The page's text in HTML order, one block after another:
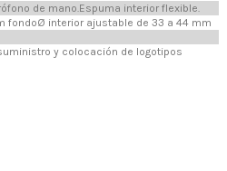
de mano.Espuma interior flexible.
fondoØ interior ajustable de 33 a 44 mm
y colocación de logotipos